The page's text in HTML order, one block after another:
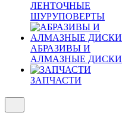
ЛЕНТОЧНЫЕ
ШУРУПОВЕРТЫ
АБРАЗИВЫ И
АЛМАЗНЫЕ ДИСКИ
ЗАПЧАСТИ